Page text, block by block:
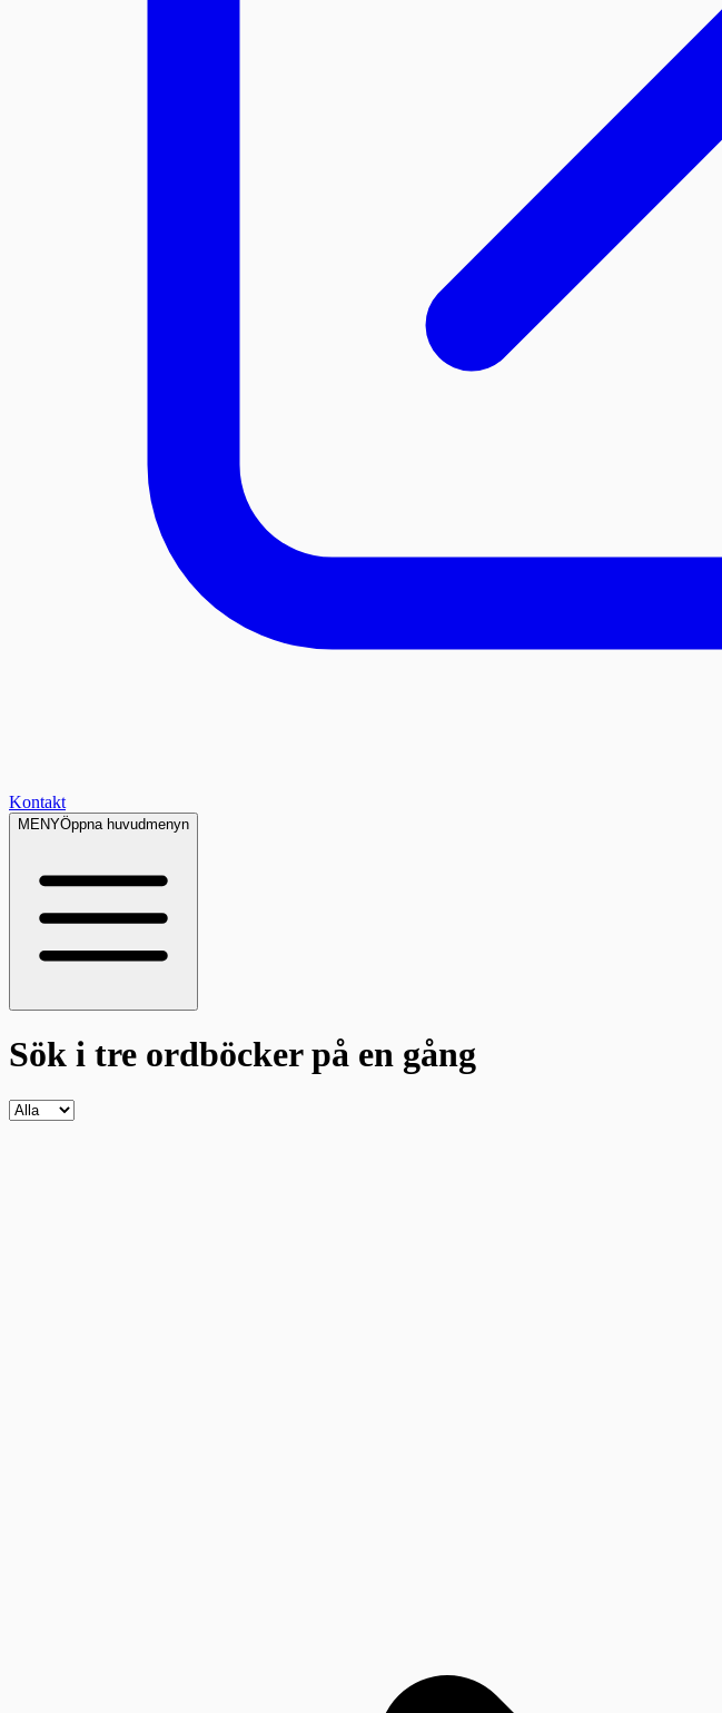
Kontakt
MENYÖppna huvudmenyn
Sök i tre ordböckerpå en gång